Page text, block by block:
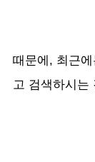
때문에, 최근에
고 검색하시는